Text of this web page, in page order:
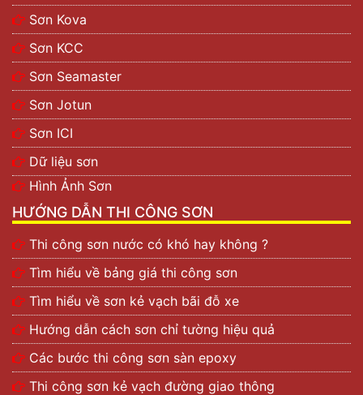
Sơn Kova
Sơn KCC
Sơn Seamaster
Sơn Jotun
Sơn ICI
Dữ liệu sơn
Hình Ảnh Sơn
HƯỚNG DẪN THI CÔNG SƠN
Thi công sơn nước có khó hay không ?
Tìm hiểu về bảng giá thi công sơn
Tìm hiểu về sơn kẻ vạch bãi đỗ xe
Hướng dẫn cách sơn chỉ tường hiệu quả
Các bước thi công sơn sàn epoxy
Thi công sơn kẻ vạch đường giao thông